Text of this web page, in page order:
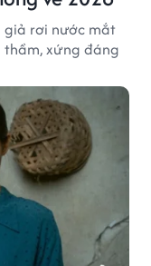
giả rơi nước mắt
xứng đáng